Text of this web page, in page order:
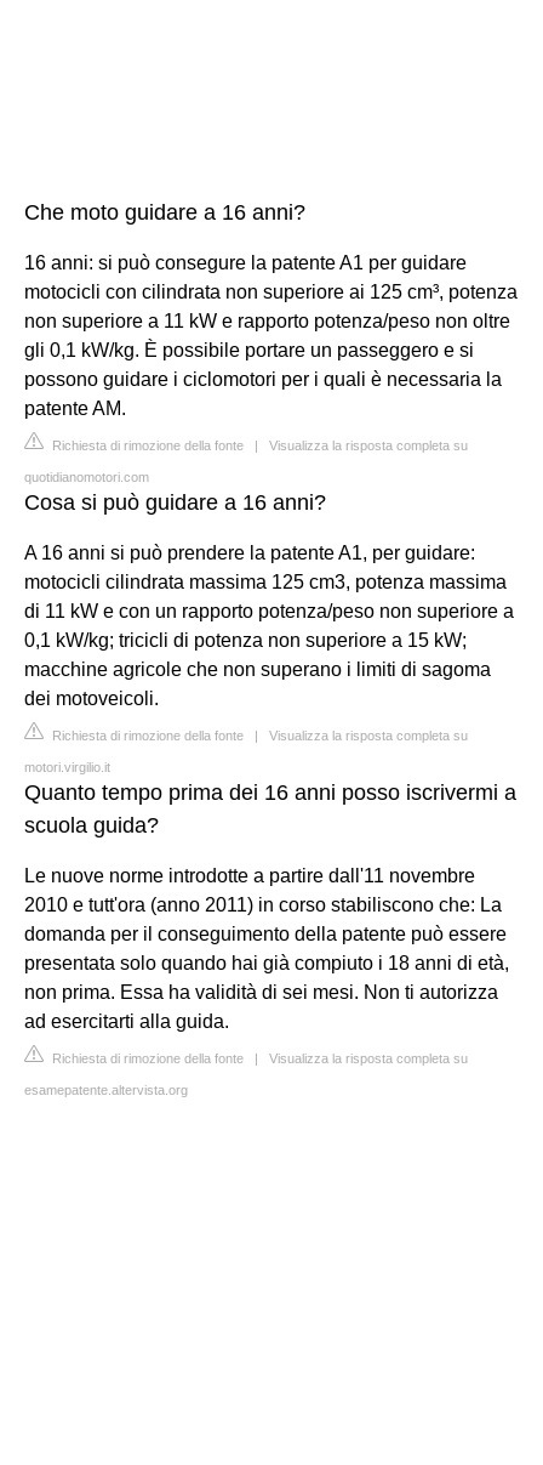
Che moto guidare a 16 anni?
16 anni: si può consegure la patente A1 per guidare
motocicli con cilindrata non superiore ai 125 cm³, potenza
non superiore a 11 kW e rapporto potenza/peso non oltre
gli 0,1 kW/kg. È possibile portare un passeggero e si
possono guidare i ciclomotori per i quali è necessaria la
patente AM.
Richiesta di rimozione della fonte | Visualizza la risposta completa su
quotidianomotori.com
Cosa si può guidare a 16 anni?
A 16 anni si può prendere la patente A1, per guidare:
motocicli cilindrata massima 125 cm3, potenza massima
di 11 kW e con un rapporto potenza/peso non superiore a
0,1 kW/kg; tricicli di potenza non superiore a 15 kW;
macchine agricole che non superano i limiti di sagoma
dei motoveicoli.
Richiesta di rimozione della fonte | Visualizza la risposta completa su
motori.virgilio.it
Quanto tempo prima dei 16 anni posso iscrivermi a
scuola guida?
Le nuove norme introdotte a partire dall'11 novembre
2010 e tutt'ora (anno 2011) in corso stabiliscono che: La
domanda per il conseguimento della patente può essere
presentata solo quando hai già compiuto i 18 anni di età,
non prima. Essa ha validità di sei mesi. Non ti autorizza
ad esercitarti alla guida.
Richiesta di rimozione della fonte | Visualizza la risposta completa su
esamepatente.altervista.org